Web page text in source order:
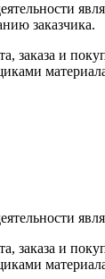
заказчика.
заказа и
заказа и